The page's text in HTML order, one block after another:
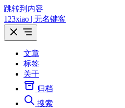
跳转到内容
123xiao | 无名键客
文章
标签
关于
归档
搜索